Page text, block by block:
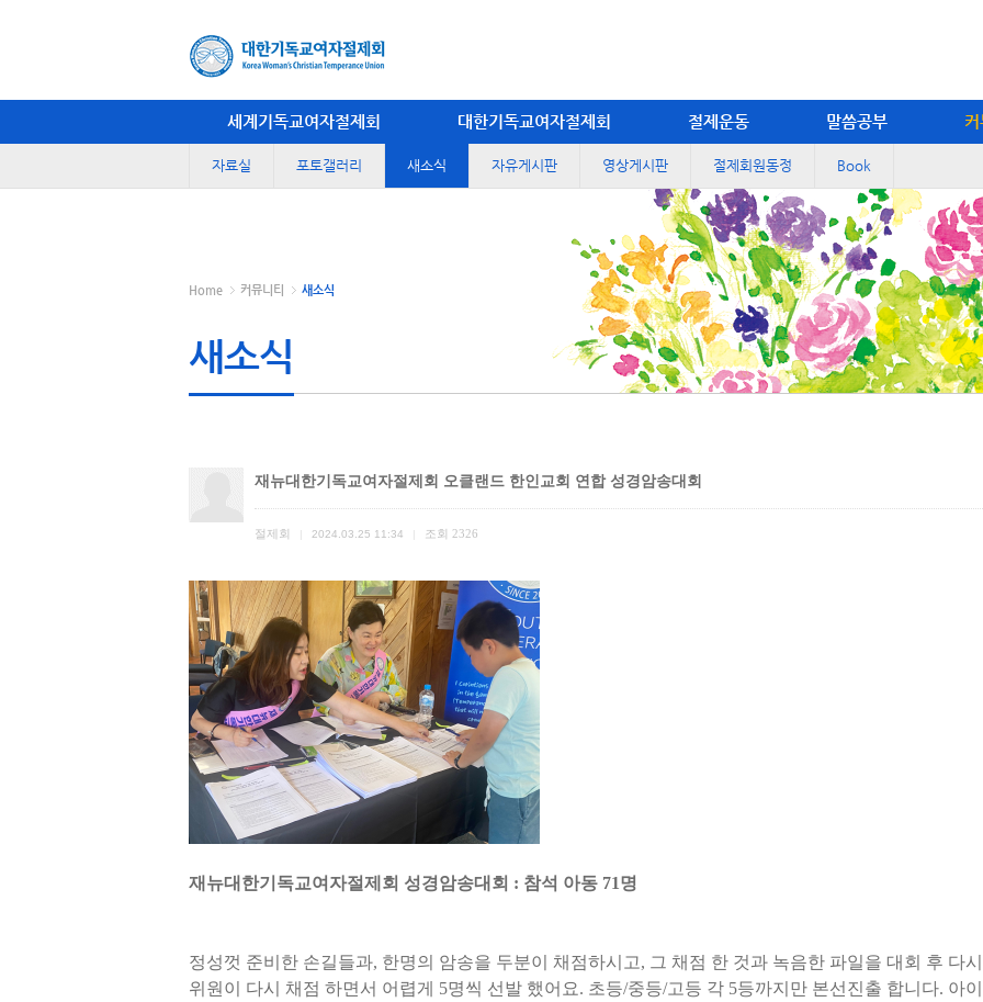
세계기독교여자절제회 대한기독교여자절제회 절제운동 말씀공부 커
자료실 포토갤러리 새소식 자유게시판 영상게시판 절제회원동정 Book
Home 커뮤니티 새소식
새소식
재뉴대한기독교여자절제회 오클랜드 한인교회 연합 성경암송대회
절제회 2024.03.25 11:34 조회 2326
재뉴대한기독교여자절제회 성경암송대회 : 참석 아동 71명
정성껏 준비한 손길들과, 한명의 암송을 두분이 채점하시고, 그 채점 한 것과 녹음한 파일을 대회 후 다
위 원이 다시 채점 하면서 어렵게 5명씩 선발 했어요. 초등/중등/고등 각 5등까지만 본선진출 합니다. 아